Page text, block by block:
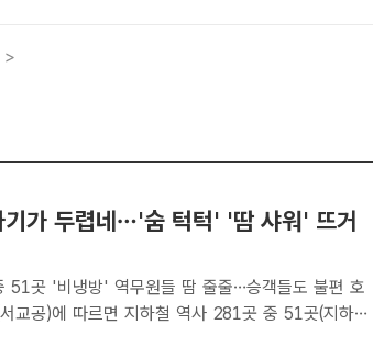
>
기가 두렵네…'숨 턱턱' '땀 샤워' 뜨거
51곳 '비냉방' 역무원들 땀 줄줄…승객들도 불편 호
장치가 설치돼 있지 않다. /안디모데 기자[더팩트ㅣ